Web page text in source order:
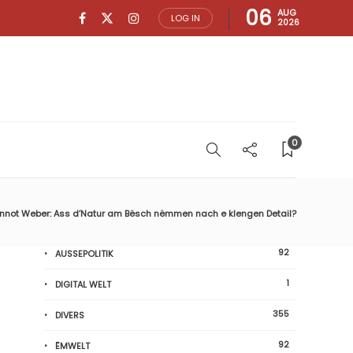
LOG IN 06 AUG
2026
0
Weber: Ass d’Natur am Bësch nëmmen nach e klengen Detail?
AUSSEPOLITIK 92
DIGITAL WELT 1
DIVERS 355
ËMWELT 92